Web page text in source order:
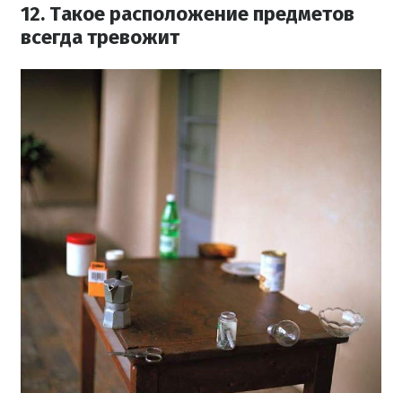
12. Такое расположение предметов
всегда тревожит